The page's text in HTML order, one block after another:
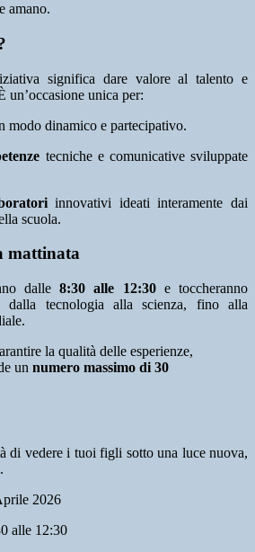
amano.
significa dare valore al talento e
un’occasione unica per:
modo dinamico e partecipativo.
tecniche e comunicative sviluppate
innovativi ideati interamente dai
scuola.
mattinata
dalle8:30 alle 12:30e toccheranno
dalla tecnologia alla scienza, fino alla
la qualità delle esperienze,
un numero massimo di 30
di vedere i tuoi figli sotto una luce nuova,
2026
alle 12:30